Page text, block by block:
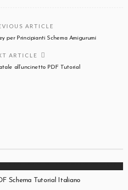
ARTICLE
per Principianti Schema Amigurumi
ARTICLE
all’uncinetto PDF Tutorial
Schema Tutorial Italiano